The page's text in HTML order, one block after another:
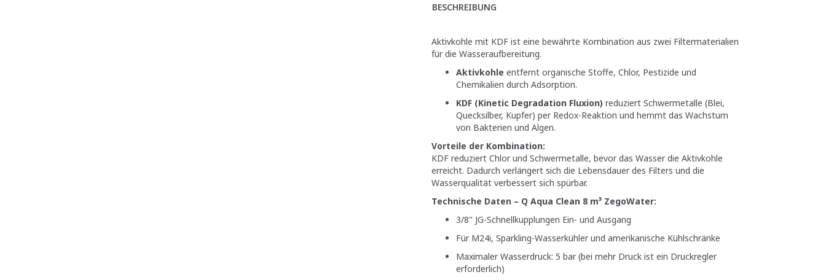
BESCHREIBUNG
Aktivkohle mit KDF ist eine bewährte Kombination aus zwei Filtermaterialien
für die Wasseraufbereitung.
Aktivkohle entfernt organische Stoffe, Chlor, Pestizide und
Chemikalien durch Adsorption.
KDF (Kinetic Degradation Fluxion) reduziert Schwermetalle (Blei,
Quecksilber, Kupfer) per Redox-Reaktion und hemmt das Wachstum
von Bakterien und Algen.
Vorteile der Kombination:
KDF reduziert Chlor und Schwermetalle, bevor das Wasser die Aktivkohle
erreicht. Dadurch verlängert sich die Lebensdauer des Filters und die
Wasserqualität verbessert sich spürbar.
Technische Daten – Q Aqua Clean 8 m³ ZegoWater:
3/8" JG-Schnellkupplungen Ein- und Ausgang
Für M24i, Sparkling-Wasserkühler und amerikanische Kühlschränke
Maximaler Wasserdruck: 5 bar (bei mehr Druck ist ein Druckregler
erforderlich)